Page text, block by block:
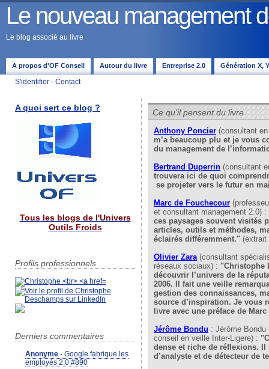
Le nouveau management
Le blog associé au livre
A propos d'OF Conseil Autour du livre Entreprise 2.0 Génération X,
S'identifier - Contact
A quoi sert ce blog ?
Tous les blogs de l'Univers
Outils Froids
Profils professionnels
Derniers commentaires
Anonyme - Google fabrique les
employés 2.0 #890
Ce qu'il pensent du livre
Anthony Poncier (consultant
m’a beaucoup plu et je vous
du management de
Bertrand Duperrin (consultant
trouvera ici de quoi
se projeter vers le futur en
Marc de Fouchecour
et consultant management 2.0) :
ces paysages souvent visités
articles, outils et méthodes,
éclairés différemment." (extrait
Olivier Zara(consultant
réseaux sociaux) : "Christophe
découvrir l’univers de la
2006. Il fait une veille
gestion des connaissances,
source d’inspiration. Je vous
livre avec une préface de
Jérôme Bondu : Jérôme
conseil en veille Inter-Ligere) :
dense et riche de réflexions.
d’analyste et de détecteur de